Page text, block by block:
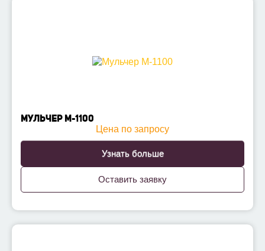
МУЛЬЧЕР М-1100
Цена по запросу
Узнать больше
Оставить заявку